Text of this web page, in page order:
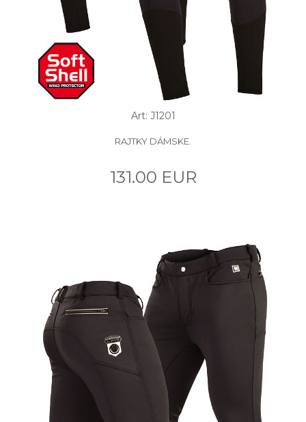
Art: J1201
RAJTKY DÁMSKE.
131.00 EUR